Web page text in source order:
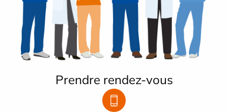
Prendre rendez-vous